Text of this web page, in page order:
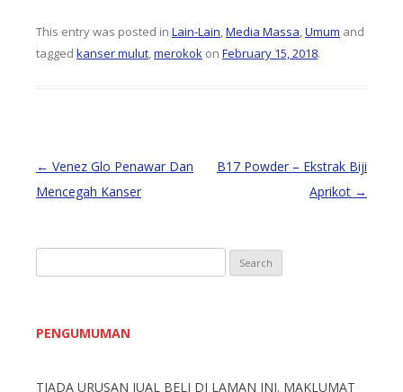
This entry was posted in Lain-Lain,Media Massa,Umum and
tagged kanser mulut,merokok on February 15, 2018.
Post
navigation
← Venez Glo Penawar Dan
Mencegah Kanser
B17 Powder – Ekstrak Biji
Aprikot →
e
f
PENGUMUMAN
TIADA URUSAN JUAL BELI DI LAMAN INI. MAKLUMAT